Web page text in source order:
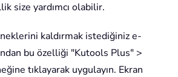
size yardımcı olabilir.
kaldırmak istediğiniz e-
bu özelliği "Kutools Plus" >
tıklayarak uygulayın. Ekran